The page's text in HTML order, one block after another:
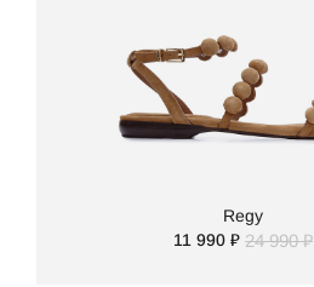
Regy
11 990 ₽ 24 990 ₽